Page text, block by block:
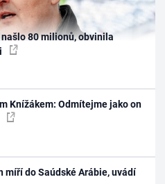
80 milionů, obvinila
Knížákem: Odmítejme jako on
míří do Saúdské Arábie, uvádí